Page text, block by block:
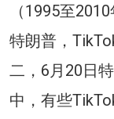
（1995至
特朗普，
二，6月20日
中，有些